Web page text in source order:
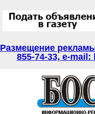
Размещение
855-74-33, e-